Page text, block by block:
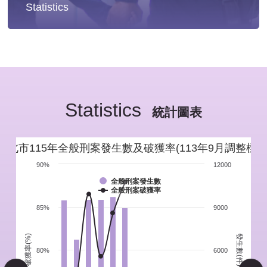
Statistics
新北市重要警政統計指標
警政性別統計
警政統計通報
警政統計懶人包
Statistics 統計圖表
破獲率(%) 發生數(件)
北市115年全般刑案發生數及破獲率(113年9月調整標
全般刑案發生數
全般刑案破獲率
80%
85%
90%
6000
9000
12000